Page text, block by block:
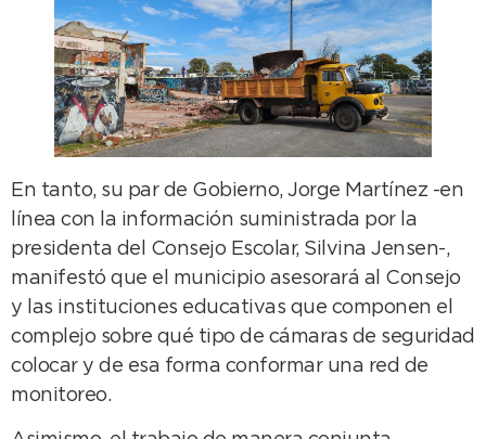
En tanto, su par de Gobierno, Jorge Martínez -en
línea con la información suministrada por la
presidenta del Consejo Escolar, Silvina Jensen-,
manifestó que el municipio asesorará al Consejo
y las instituciones educativas que componen el
complejo sobre qué tipo de cámaras de seguridad
colocar y de esa forma conformar una red de
monitoreo.